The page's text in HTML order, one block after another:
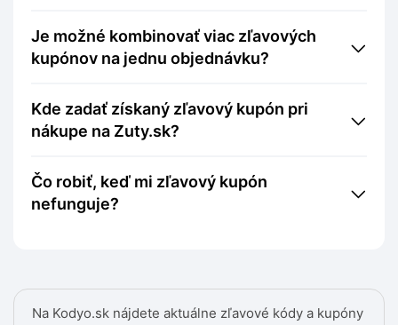
Na Kodyo.sk nájdete aktuálne zľavové kódy a kupóny
Je možné kombinovať viac zľavových
kupónov na jednu objednávku?
Kde zadať získaný zľavový kupón pri
nákupe na Zuty.sk?
Čo robiť, keď mi zľavový kupón
nefunguje?